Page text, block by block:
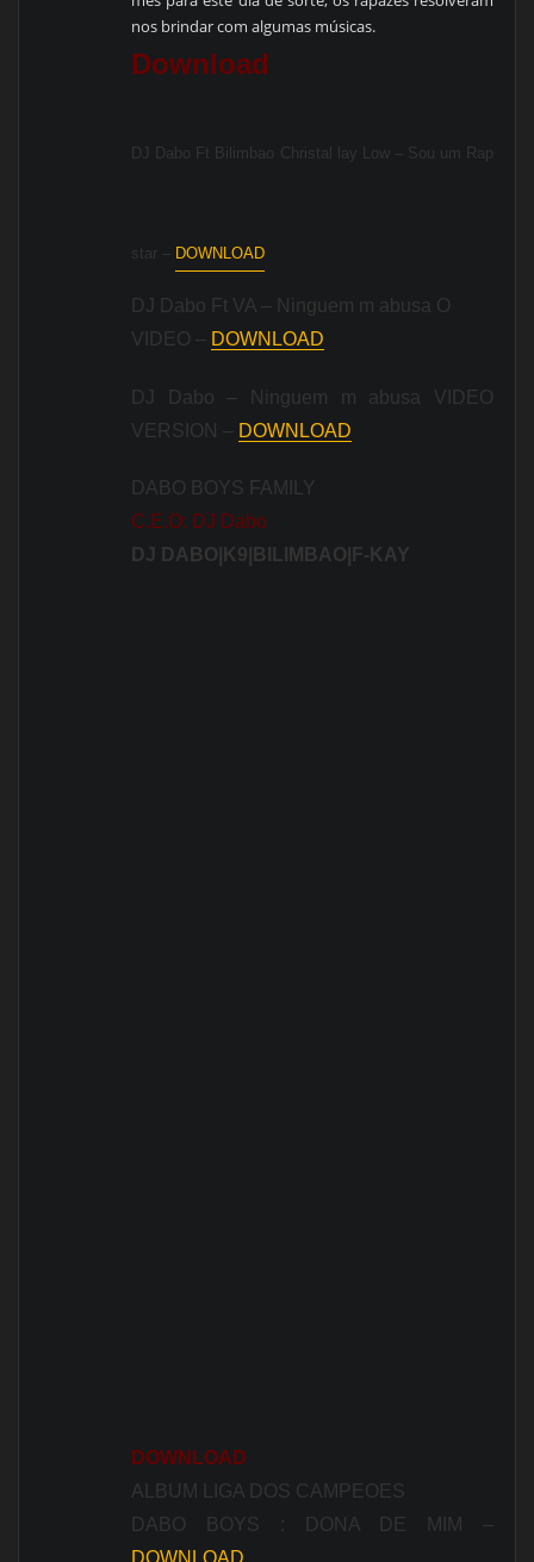
nos brindar com algumas músicas.
Download
DJ Dabo Ft Bilimbao Christal lay Low – Sou um Rap
star – DOWNLOAD
DJ Dabo Ft VA – Ninguem m abusa O
VIDEO – DOWNLOAD
DJ Dabo – Ninguem m abusa VIDEO
VERSION – DOWNLOAD
DABO BOYS FAMILY
C.E.O: DJ Dabo
DJ DABO|K9|BILIMBAO|F-KAY
DOWNLOAD
ALBUM LIGA DOS CAMPEOES
DABO BOYS : DONA DE MIM –